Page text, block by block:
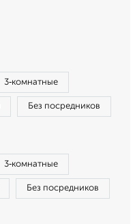
3‑комнатные
Без посредников
3‑комнатные
Без посредников